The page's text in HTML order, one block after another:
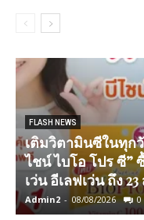
FLASH NEWS
เติมวิตามินซีในทุก
ไชน์ ไบโอ โปร ซี”
เว่น อีเลฟเว่น ถึง
Admin2 - 08/08/2026 0